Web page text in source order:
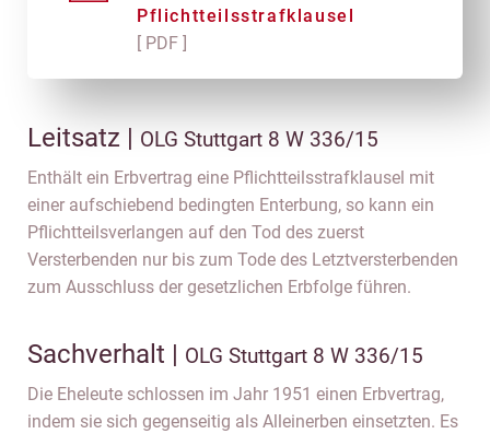
Pflichtteilsstrafklausel
[ PDF ]
Leitsatz | OLG Stuttgart 8 W 336/15
Enthält ein Erbvertrag eine Pflichtteilsstrafklausel mit
einer aufschiebend bedingten Enterbung, so kann ein
Pflichtteilsverlangen auf den Tod des zuerst
Versterbenden nur bis zum Tode des Letztversterbenden
zum Ausschluss der gesetzlichen Erbfolge führen.
Sachverhalt | OLG Stuttgart 8 W 336/15
Die Eheleute schlossen im Jahr 1951 einen Erbvertrag,
indem sie sich gegenseitig als Alleinerben einsetzten. Es